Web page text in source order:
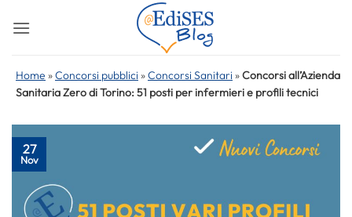
Home »Concorsi pubblici »Concorsi Sanitari »Concorsi all’Azienda
Sanitaria Zero di Torino: 51 posti per infermieri e profili tecnici
27
Nov